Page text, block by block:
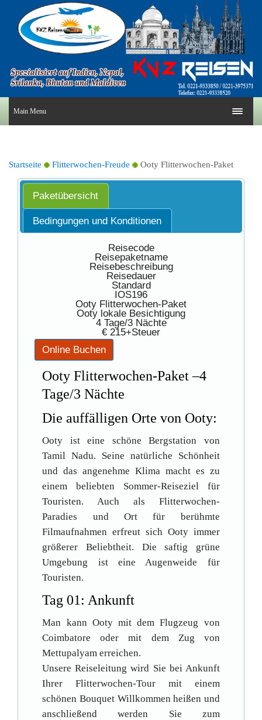
Main Menu
Startseite Flitterwochen-Freude Ooty Flitterwochen-Paket
Paketübersicht
Bedingungen und Konditionen
Reisecode
Reisepaketname
Reisebeschreibung
Reisedauer
Standard
IOS196
Ooty Flitterwochen-Paket
Ooty lokale Besichtigung
4 Tage/3 Nächte
€ 215+Steuer
Ooty Flitterwochen-Paket –4
Tage/3 Nächte
Die auffälligen Orte von Ooty:
Ooty ist eine schöne Bergstation von
Tamil Nadu. Seine natürliche Schönheit
und das angenehme Klima macht es zu
einem beliebten Sommer-Reiseziel für
Touristen. Auch als Flitterwochen-
Paradies und Ort für berühmte
Filmaufnahmen erfreut sich Ooty immer
größerer Beliebtheit. Die saftig grüne
Umgebung ist eine Augenweide für
Touristen.
Tag 01: Ankunft
Man kann Ooty mit dem Flugzeug von
Coimbatore oder mit dem Zug von
Mettupalyam erreichen.
Unsere Reiseleitung wird Sie bei Ankunft
Ihrer Flitterwochen-Tour mit einem
schönen Bouquet Willkommen heißen und
anschließend werden Sie zum